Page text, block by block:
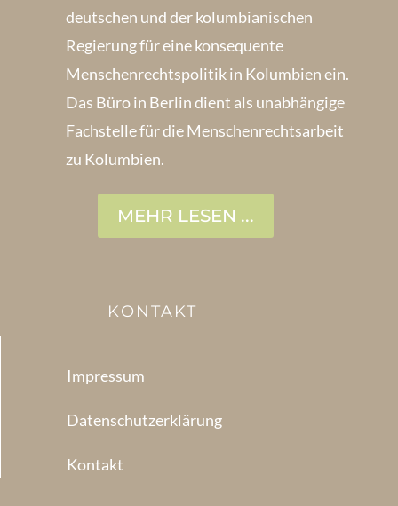
deutschen und der kolumbianischen
Regierung für eine konsequente
Menschenrechts­politik in Kolum­bien ein.
Das Büro in Berlin dient als unabhängige
Fachstelle für die Menschen­rechtsarbeit
zu Kolumbien.
MEHR LESEN ...
KONTAKT
Impressum
Datenschutzerklärung
Kontakt